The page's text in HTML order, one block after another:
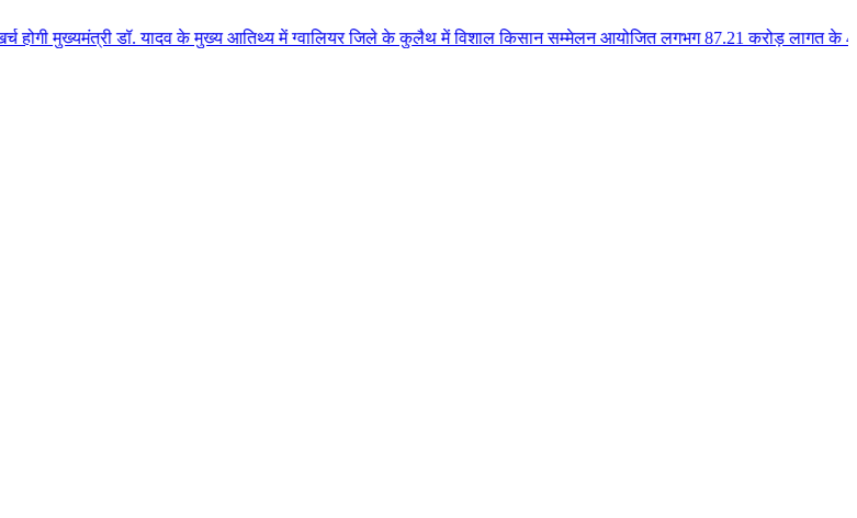
यादव के मुख्य आतिथ्य में ग्वालियर जिले के कुलैथ में विशाल किसान सम्मेलन आयोजित लगभग 87.21 करोड़ लागत के 41 विकास कार्यों